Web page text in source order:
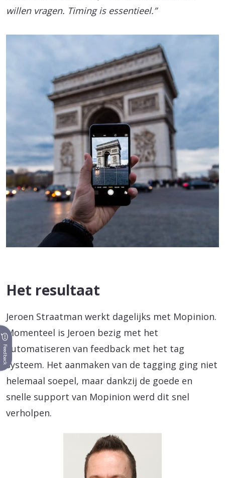
willen vragen. Timing is essentieel.”
Het resultaat
Jeroen Straatman werkt dagelijks met Mopinion.
Momenteel is Jeroen bezig met het
automatiseren van feedback met het tag
systeem. Het aanmaken van de tagging ging niet
helemaal soepel, maar dankzij de goede en
snelle support van Mopinion werd dit snel
verholpen.
Feedback